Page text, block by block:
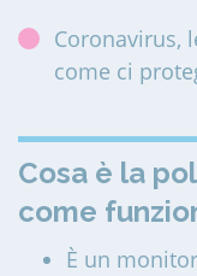
Coronavirus,
come ci
Cosa è la
come
È un